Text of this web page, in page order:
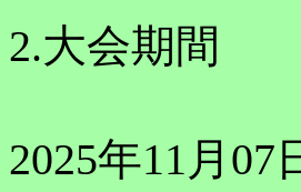
2.大会期間
2025年11月07